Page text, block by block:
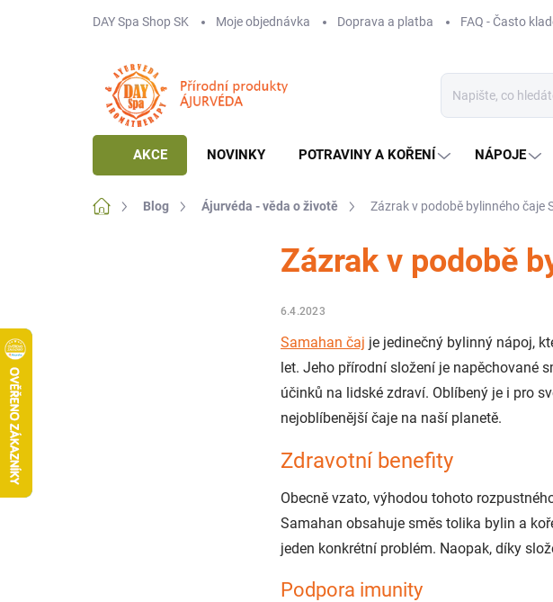
DAY Spa Shop SK Moje objednávka Doprava a platba FAQ - Často
AKCE NOVINKY POTRAVINY A KOŘENÍ NÁPOJE
Domů Blog Ájurvéda - věda o životě Zázrak v podobě bylinného čaje
Zázrak v podobě
6.4.2023
Samahan čaj je jedinečný bylinný nápoj,
let. Jeho přírodní složení je napěchované
účinků na lidské zdraví. Oblíbený je i pro
nejoblíbenější čaje na naší planetě.
Zdravotní benefity
Obecně vzato, výhodou tohoto
Samahan obsahuje směs tolika bylin a
jeden konkrétní problém. Naopak, díky
Podpora imunity